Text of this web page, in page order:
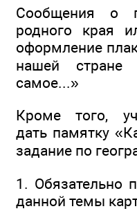
Сообщения о
родного края
оформление
нашей стране
самое...»
Кроме того,
дать памятку
задание по
1. Обязательно
данной темы